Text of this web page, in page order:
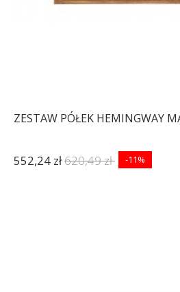
ZESTAW PÓŁEK HEMINGWAY
552,24 zł620,49 zł -11%